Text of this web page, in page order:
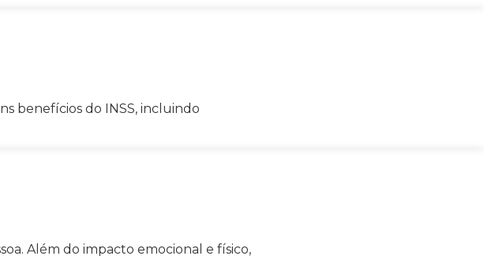
benefícios do INSS, incluindo
Além do impacto emocional e físico,